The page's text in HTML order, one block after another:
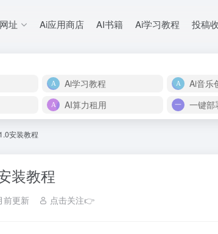
址 Ai应用商店 AI书籍 Ai学习教程 投稿
Ai学习教程 Ai音乐
AI算力租用 一键部
安装教程
装教程
前更新 点击关注👉